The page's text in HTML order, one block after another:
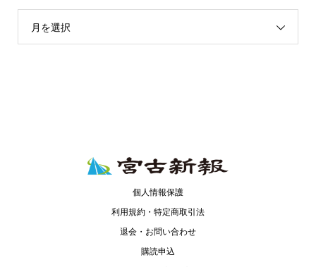
月を選択
個人情報保護
利用規約・特定商取引法
退会・お問い合わせ
購読申込